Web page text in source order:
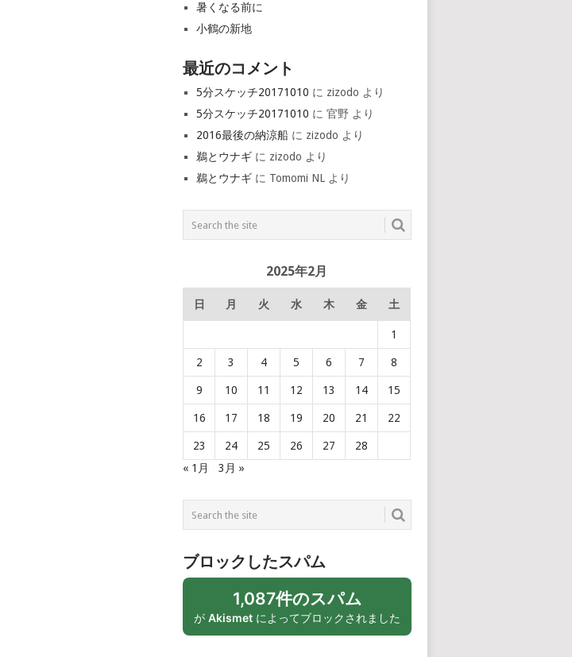
暑くなる前に
小鶴の新地
最近のコメント
5分スケッチ20171010 に zizodo より
5分スケッチ20171010 に官野 より
2016最後の納涼船 に zizodo より
鵜とウナギ に zizodo より
鵜とウナギ に Tomomi NL より
2025年2月
日 月 火 水 木 金 土
1
2 3 4 5 6 7 8
9 10 11 12 13 14 15
16 17 18 19 20 21 22
23 24 25 26 27
28
« 1月
3月 »
ブロックしたスパム
1,087件のスパム
がAkismet によってブロックされました